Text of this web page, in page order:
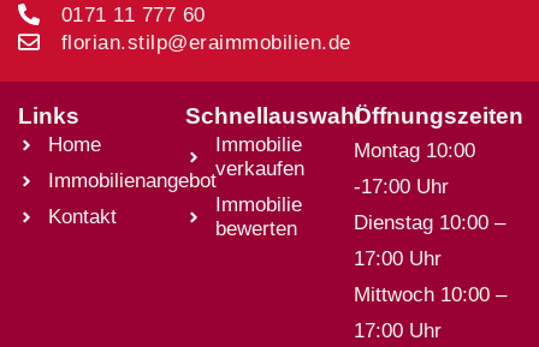
0171 11 777 60
florian.stilp@eraimmobilien.de
Links
Home
Immobilienangebot
Kontakt
Schnellauswahl
Immobilie
verkaufen
Immobilie
bewerten
Öffnungszeiten
Montag 10:00
-17:00 Uhr
Dienstag 10:00 –
17:00 Uhr
Mittwoch 10:00 –
17:00 Uhr